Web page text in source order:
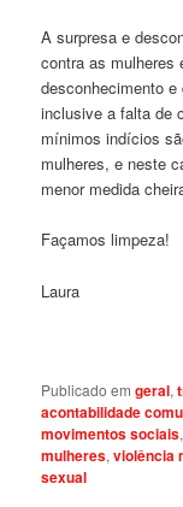
A surpresa e
contra as mulheres
desconhecimento
inclusive a falta de
mínimos indícios
mulheres, e neste
menor medida
Façamos limpeza!
Laura
Publicado em geral,
acontabilidade
movimentos sociais
mulheres,violência
sexual